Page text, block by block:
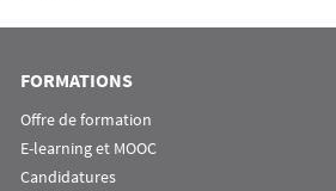
FORMATIONS
Offre de formation
E-learning et MOOC
Candidatures